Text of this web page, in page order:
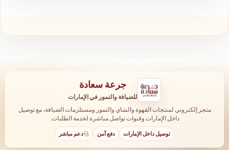
جرعة سعادة
للضيافة والتمور في الإمارات
متجر إلكتروني لمنتجات القهوة والشاي والتمور ومستلزمات الضيافة، مع توصيل
داخل الإمارات وقنوات تواصل مباشرة لخدمة الطلبات.
توصيل داخل الإمارات دفع آمن دعم مباشر